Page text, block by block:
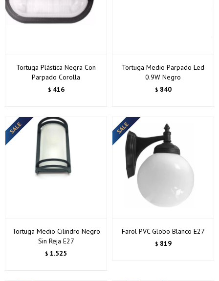
Tortuga Plástica Negra Con
Parpado Corolla
$ 416
Tortuga Medio Parpado Led
0.9W Negro
$ 840
Tortuga Medio Cilindro Negro
Sin Reja E27
$ 1.525
Farol PVC Globo Blanco E27
$ 819